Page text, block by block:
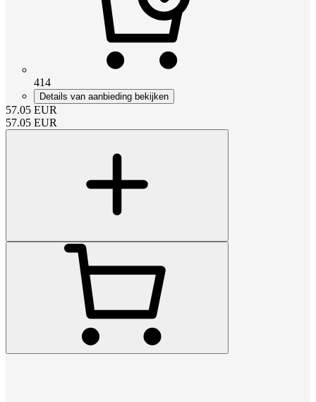
414
Details van aanbieding bekijken
57.05 EUR
57.05 EUR